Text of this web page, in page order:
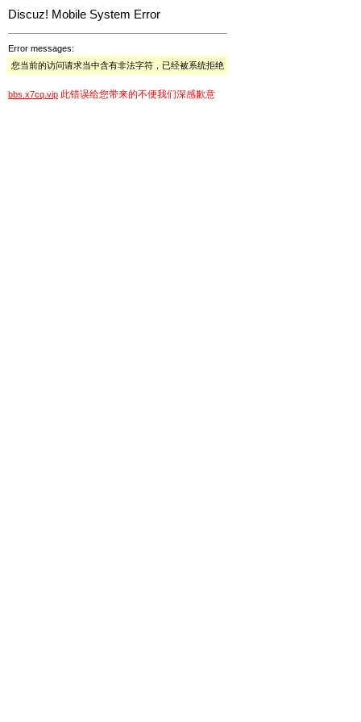
Discuz! Mobile System Error
Error messages:
您当前的访问请求当中含有非法字符，已经被系统拒绝
bbs.x7cq.vip 此错误给您带来的不便我们深感歉意